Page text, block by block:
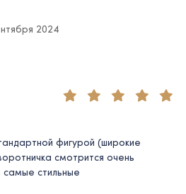
2024
фигурой (широкие
смотрится очень
стильные